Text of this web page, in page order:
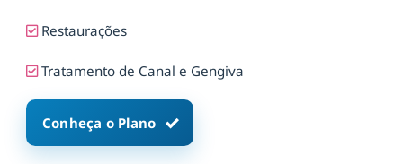
Restaurações
Tratamento de Canal e Gengiva
Conheça o Plano